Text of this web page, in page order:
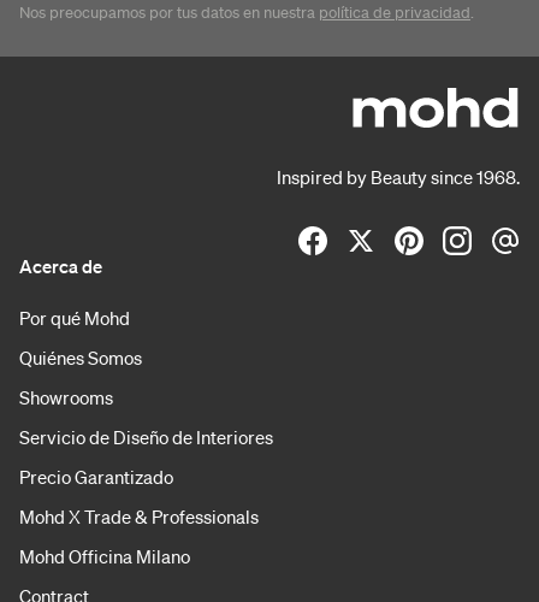
Nos preocupamos por tus datos en nuestra política de privacidad.
Inspired by Beauty since 1968.
Acerca de
Por qué Mohd
Quiénes Somos
Showrooms
Servicio de Diseño de Interiores
Precio Garantizado
Mohd X Trade & Professionals
Mohd Officina Milano
Contract